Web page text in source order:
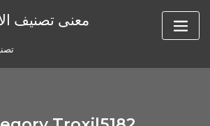
معنى تصنيف